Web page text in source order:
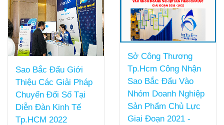
Sao Bắc Đẩu Giới
Thiệu Các Giải Pháp
Chuyển Đổi Số Tại
Diễn Đàn Kinh Tế
Tp.HCM 2022
Sở Công Thương
Tp.Hcm Công Nhận
Sao Bắc Đẩu Vào
Nhóm Doanh Nghiệp
Sản Phẩm Chủ Lực
Giai Đoạn 2021 -